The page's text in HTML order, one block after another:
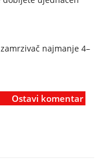
najmanje 4–
Ostavi komentar